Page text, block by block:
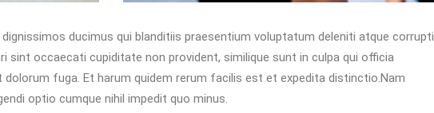
ducimus qui blanditiis praesentium voluptatum deleniti atque corrupti
sint occaecati cupiditate non provident, similique sunt in culpa qui officia
fuga. Et harum quidem rerum facilis est et expedita distinctio.Nam
optio cumque nihil impedit quo minus.